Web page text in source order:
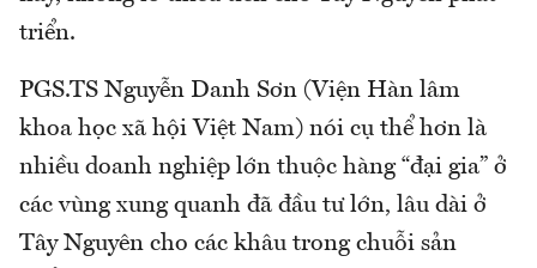
triển.
PGS.TS Nguyễn Danh Sơn (Viện Hàn lâm
khoa học xã hội Việt Nam) nói cụ thể hơn là
nhiều doanh nghiệp lớn thuộc hàng “đại gia” ở
các vùng xung quanh đã đầu tư lớn, lâu dài ở
Tây Nguyên cho các khâu trong chuỗi sản